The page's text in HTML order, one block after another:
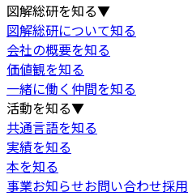
図解総研を知る▼
図解総研について知る
会社の概要を知る
価値観を知る
一緒に働く仲間を知る
活動を知る▼
共通言語を知る
実績を知る
本を知る
事業お知らせお問い合わせ採用